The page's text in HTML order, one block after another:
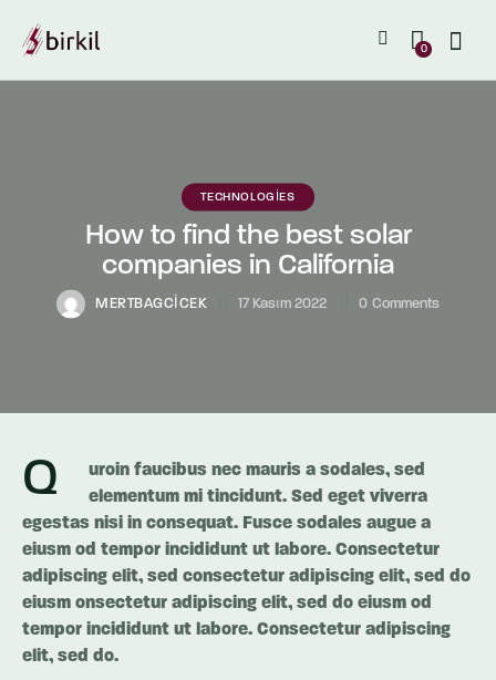
0
TECHNOLOGIES
How to find the best solar
companies in California
MERTBAGCICEK 17 Kasım 2022 0 Comments
Q
uroin faucibus nec mauris a sodales, sed
elementum mi tincidunt. Sed eget viverra
egestas nisi in consequat. Fusce sodales augue a
eiusm od tempor incididunt ut labore. Consectetur
adipiscing elit, sed consectetur adipiscing elit, sed do
eiusm onsectetur adipiscing elit, sed do eiusm od
tempor incididunt ut labore. Consectetur adipiscing
elit, sed do.